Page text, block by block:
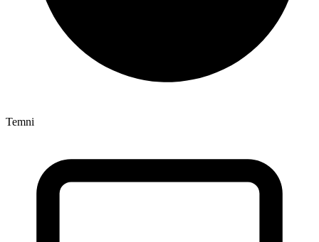
Temni